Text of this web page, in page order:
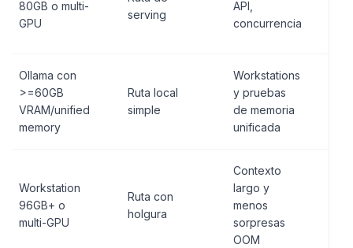
80GB o multi-
GPU
serving
API,
concurrencia
Ollama con
>=60GB
VRAM/unified
memory
Ruta local
simple
Workstations
y pruebas
de memoria
unificada
Workstation
96GB+ o
multi-GPU
Ruta con
holgura
Contexto
largo y
menos
sorpresas
OOM